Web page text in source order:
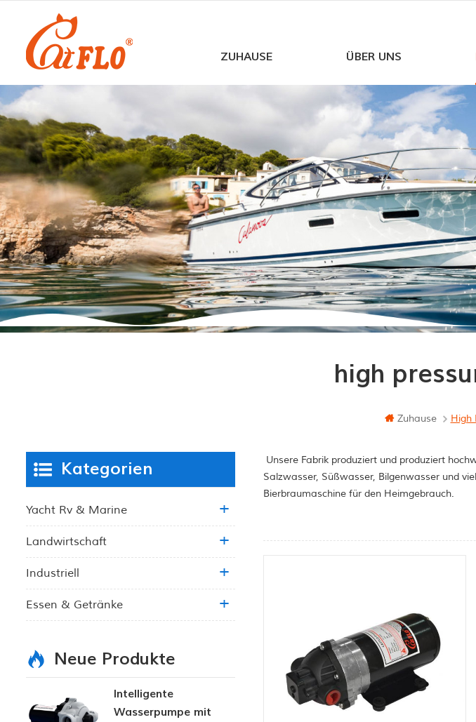
ZUHAUSE ÜBER UNS
high
Zuhause High
Unsere Fabrik produziert und produziert
Salzwasser, Süßwasser, Bilgenwasser und
Bierbraumaschine für den Heimgebrauch.
Kategorien
Yacht Rv & Marine
Landwirtschaft
Industriell
Essen & Getränke
Neue Produkte
Intelligente
Wasserpumpe mit